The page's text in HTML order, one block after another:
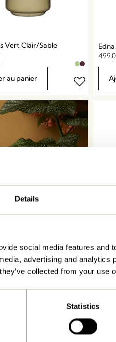
Details
social media features and
advertising and analytics
collected from your use
Statistics
Vert Clair/Sable
au panier